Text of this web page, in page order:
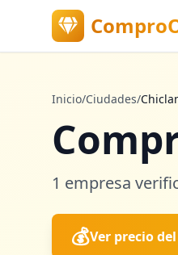
Inicio/Ciudades/
1 empresa
💰Ver precio